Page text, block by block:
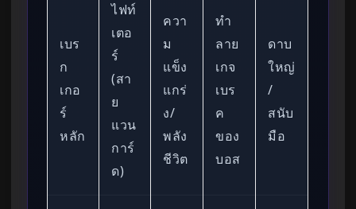
เบร
ก
เกอ
ร์
หลัก
ไฟท์
เตอ
ร์
(สา
ย
แวน
การ์
ด)
ควา
ม
แข็ง
แกร่
ง/
พลัง
ชีวิต
ทำ
ลาย
เกจ
เบร
ค
ของ
บอส
ดาบ
ใหญ่
/
สนับ
มือ